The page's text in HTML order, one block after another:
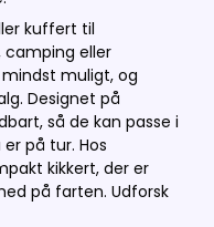
kuffert til
camping eller
muligt, og
Designet på
så de kan passe i
på tur. Hos
kikkert, der er
på farten. Udforsk